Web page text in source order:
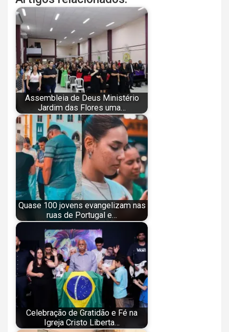
Assembleia de Deus Ministério
Jardim das Flores uma…
Quase 100 jovens evangelizam nas
ruas de Portugal e…
Celebração de Gratidão e Fé na
Igreja Cristo Liberta…